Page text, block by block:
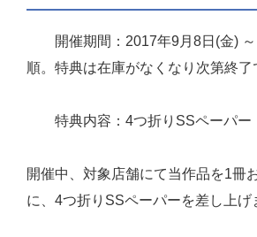
開催期間：2017年9月8日(金)
順。特典は在庫がなくなり次第終了
特典内容：4つ折りSSペーパー
開催中、対象店舗にて当作品を1冊
に、4つ折りSSペーパーを差し上げ